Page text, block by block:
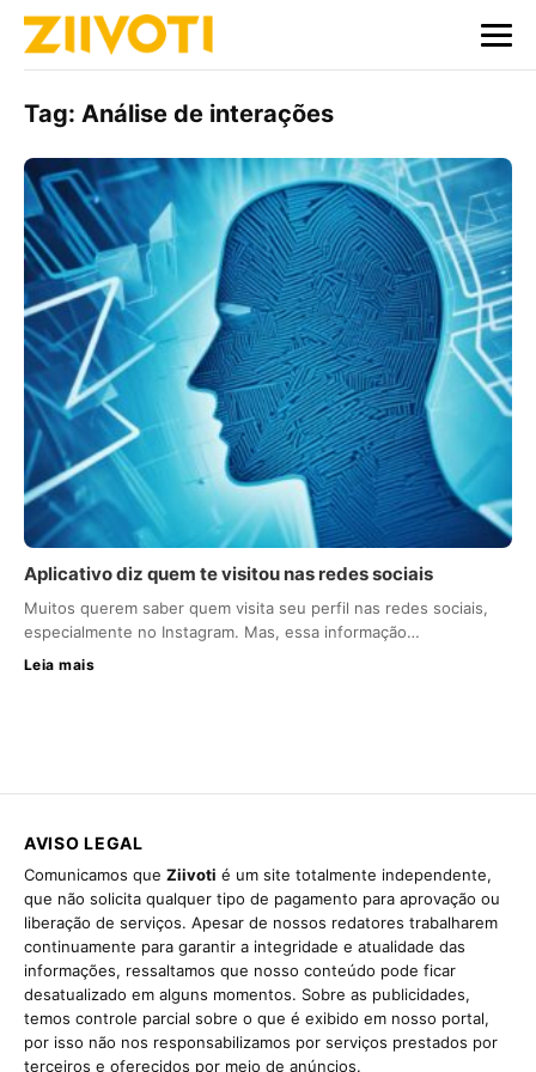
Tag: Análise de interações
Aplicativo diz quem te visitou nas redes sociais
Muitos querem saber quem visita seu perfil nas redes sociais,
especialmente no Instagram. Mas, essa informação…
Leia mais
AVISO LEGAL
Comunicamos que Ziivoti é um site totalmente independente,
que não solicita qualquer tipo de pagamento para aprovação ou
liberação de serviços. Apesar de nossos redatores trabalharem
continuamente para garantir a integridade e atualidade das
informações, ressaltamos que nosso conteúdo pode ficar
desatualizado em alguns momentos. Sobre as publicidades,
temos controle parcial sobre o que é exibido em nosso portal,
por isso não nos responsabilizamos por serviços prestados por
terceiros e oferecidos por meio de anúncios.